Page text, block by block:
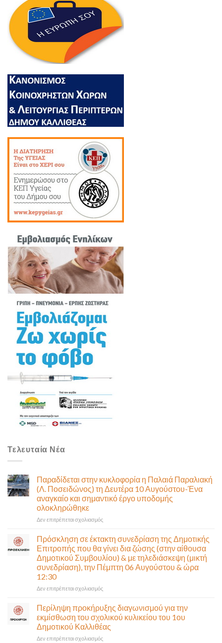
Τελευταία Νέα
Παραδίδεται στην κυκλοφορία η Παλαιά Παραλιακή
(Λ. Ποσειδώνος) τη Δευτέρα 10 Αυγούστου-Ένα
αναγκαίο και σημαντικό έργο υποδομής
ολοκληρώθηκε
Δεν επιτρέπεται σχολιασμόςστο
κυκλοφορία
η
Παλαιά
Παραλιακή
Ποσειδώνος)
10
Αυγούστου-
Ένα
αναγκαίο
Πρόσκληση σε έκτακτη συνεδρίαση της Δημοτικής
Επιτροπής που θα γίνει δια ζώσης (στην αίθουσα
Δημοτικού Συμβουλίου) & με τηλεδιάσκεψη (μικτή
συνεδρίαση), την Πέμπτη 06 Αυγούστου & ώρα
12:30
Δεν επιτρέπεται σχολιασμόςστο
σε
έκτακτη
συνεδρίαση
της
Δημοτικής
Περίληψη προκήρυξης διαγωνισμού για την
εκμίσθωση του σχολικού κυλικείου του 1ου
Δημοτικού Καλλιθέας
Δεν επιτρέπεται σχολιασμόςστο